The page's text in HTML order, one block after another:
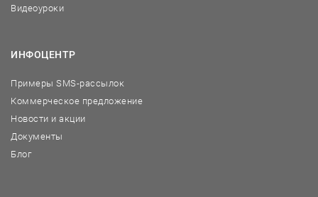
Видеоуроки
ИНФОЦЕНТР
Примеры SMS-рассылок
Коммерческое предложение
Новости и акции
Документы
Блог